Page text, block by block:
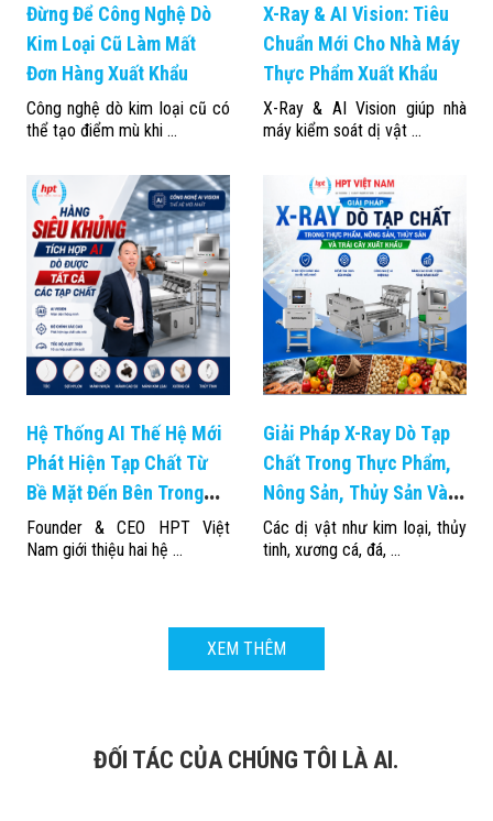
Đừng Để Công Nghệ Dò
Kim Loại Cũ Làm Mất
Đơn Hàng Xuất Khẩu
Công nghệ dò kim loại cũ có
thể tạo điểm mù khi ...
X-Ray & AI Vision: Tiêu
Chuẩn Mới Cho Nhà Máy
Thực Phẩm Xuất Khẩu
X-Ray & AI Vision giúp nhà
máy kiểm soát dị vật ...
Hệ Thống AI Thế Hệ Mới
Phát Hiện Tạp Chất Từ
Bề Mặt Đến Bên Trong
Sản Phẩm
Founder & CEO HPT Việt
Nam giới thiệu hai hệ ...
Giải Pháp X-Ray Dò Tạp
Chất Trong Thực Phẩm,
Nông Sản, Thủy Sản Và
Trái Cây Xuất Khẩu
Các dị vật như kim loại, thủy
tinh, xương cá, đá, ...
XEM THÊM
ĐỐI TÁC CỦA CHÚNG TÔI LÀ AI.